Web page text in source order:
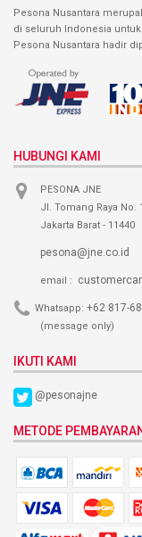
Pesona Nusantara
di seluruh Indonesia
Pesona Nusantara hadir
HUBUNGI KAMI
PESONA JNE
Jl. Tomang Raya No.
Jakarta Barat - 11440
pesona@jne.co.id
email :
Whatsapp: +62 817-
(message only)
IKUTI KAMI
@pesonajne
METODE